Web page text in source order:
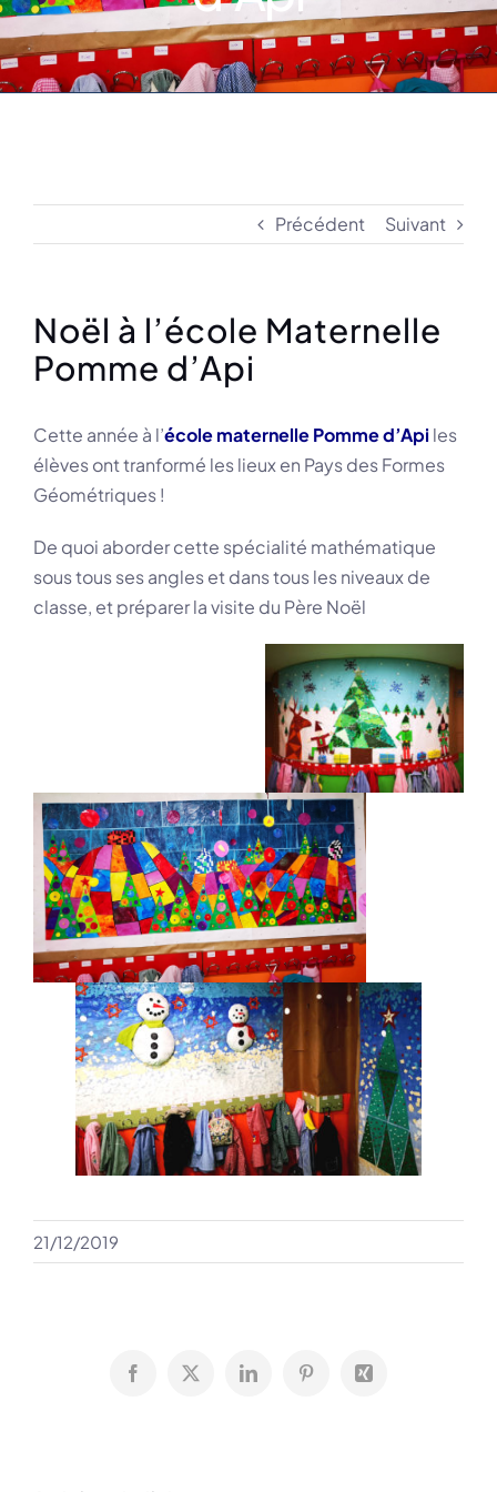
Précédent Suivant
Noël à l’école Maternelle
Pomme d’Api
Cette année à l’école maternelle Pomme d’Api les
élèves ont tranformé les lieux en Pays des Formes
Géométriques !
De quoi aborder cette spécialité mathématique
sous tous ses angles et dans tous les niveaux de
classe, et préparer la visite du Père Noël
21/12/2019
Facebook
X LinkedInPinterestXing